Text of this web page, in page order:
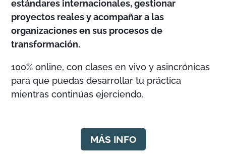
estándares internacionales, gestionar
proyectos reales y acompañar a las
organizaciones en sus procesos de
transformación.
100% online, con clases en vivo y asincrónicas
para que puedas desarrollar tu práctica
mientras continúas ejerciendo.
MÁS INFO